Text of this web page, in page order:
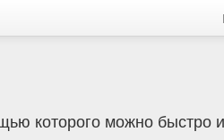
которого можно быстро